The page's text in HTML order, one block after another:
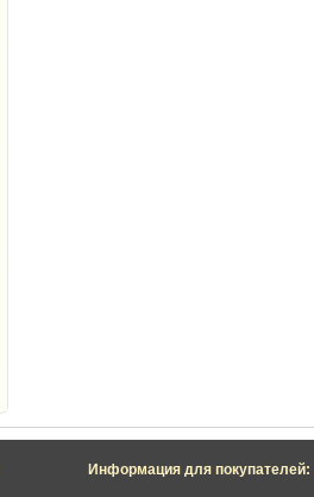
Информация для покупателей: